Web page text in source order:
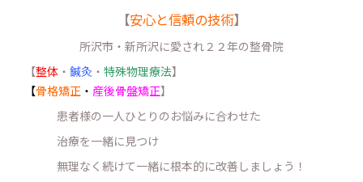
【安心と信頼の技術】
所沢市・新所沢に愛され２２年の整骨院
【整体 ・ 鍼灸 ・ 特殊物理療法】
【骨格矯正 ・ 産後骨盤矯正】
患者様の一人ひとりのお悩みに合わせた
治療を一緒に見つけ
無理なく続けて一緒に根本的に改善しましょう！